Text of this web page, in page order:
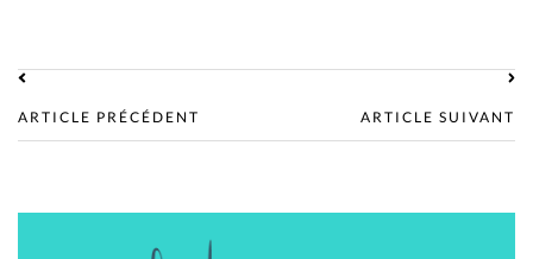
ARTICLE PRÉCÉDENT ARTICLE SUIVANT